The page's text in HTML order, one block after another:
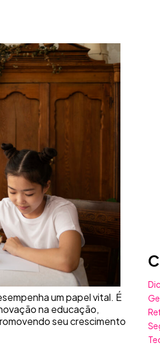
um papel vital. É
na educação,
seu crescimento